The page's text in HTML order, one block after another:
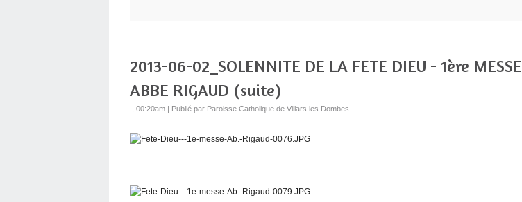
2013-06-02_SOLENNITE DE LA FETE DIEU - 1ère MESSE
ABBE RIGAUD (suite)
, 00:20am | Publié par Paroisse Catholique de Villars les Dombes